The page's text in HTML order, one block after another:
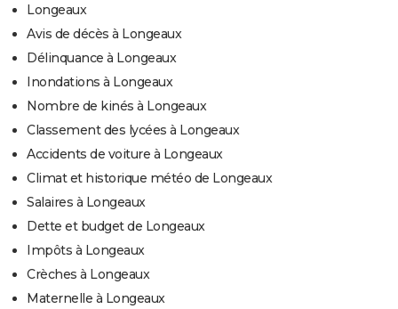
Longeaux
Avis de décès à Longeaux
Délinquance à Longeaux
Inondations à Longeaux
Nombre de kinés à Longeaux
Classement des lycées à Longeaux
Accidents de voiture à Longeaux
Climat et historique météo de Longeaux
Salaires à Longeaux
Dette et budget de Longeaux
Impôts à Longeaux
Crèches à Longeaux
Maternelle à Longeaux